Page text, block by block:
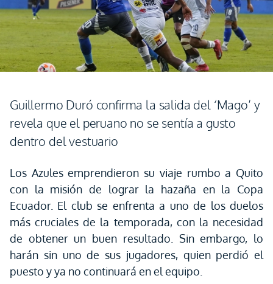
Guillermo Duró confirma la salida del ‘Mago’ y
revela que el peruano no se sentía a gusto
dentro del vestuario
Los Azules emprendieron su viaje rumbo a Quito
con la misión de lograr la hazaña en la Copa
Ecuador. El club se enfrenta a uno de los duelos
más cruciales de la temporada, con la necesidad
de obtener un buen resultado. Sin embargo, lo
harán sin uno de sus jugadores, quien perdió el
puesto y ya no continuará en el equipo.